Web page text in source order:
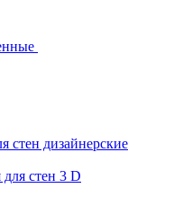
стен дизайнерские
стен 3 D